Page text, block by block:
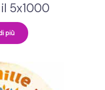
5x1000
più